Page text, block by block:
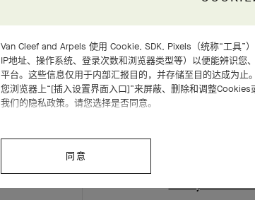
Van Cleef and Arpels 使用 Cookie, SDK, Pixels（统称“工具”
IP地址、操作系统、登录次数和浏览器类型等）以便能辨识
平台。这些信息仅用于内部汇报目的，并存储至目的达成为
您浏览器上“[插入设置界面入口]”来屏蔽、删除和调整
我们的隐私政策。请您选择是否同意。
同意